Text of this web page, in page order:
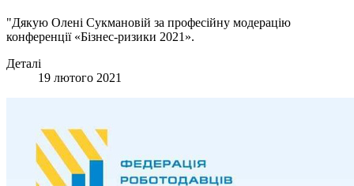
"Дякую Олені Сукмановій за професійну модерацію
конференції «Бізнес-ризики 2021».
Деталі
19 лютого 2021